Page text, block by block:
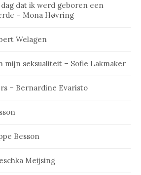
dat ik werd geboren een
– Mona Høvring
Welagen
mijn seksualiteit – Sofie Lakmaker
– Bernardine Evaristo
Besson
Meijsing